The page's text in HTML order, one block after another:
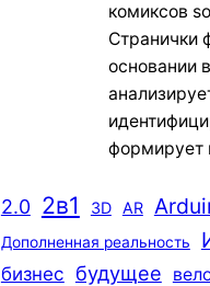
комиксов
Странички
основании
формирует
2.0 2в1 3D AR
Дополненная реальность
бизнес будущее